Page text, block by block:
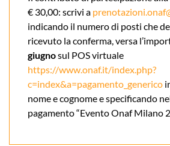
€ 30,00: scrivi a
indicando il numero di posti che
ricevuto la conferma, versa
giugnosul POS virtuale
https://www.onaf.it/index.php?
c=index&a=pagamento_generico
nome e cognome e specificando
pagamento “Evento Onaf Milano